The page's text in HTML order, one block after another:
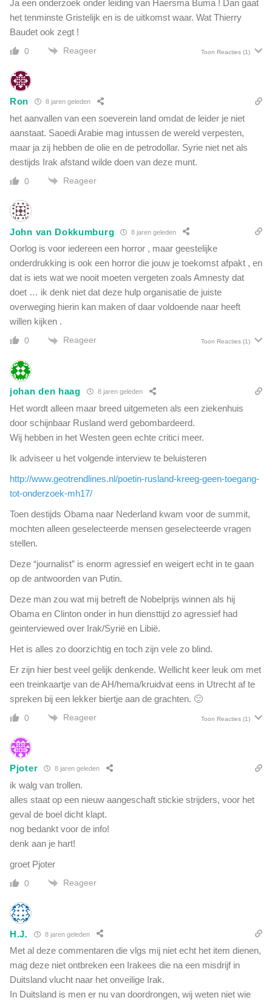
k
i
n
e
m
s
b
r
u
Ja een onderzoek onder leiding van Haersma Buma ! Dan gaat
het tenminste Gristelijk en is de uitkomst waar. Wat Thierry
Baudet ook zegt !
0 Reageer Toon Reacties (1)
Ron 8 jaren geleden
het aanvallen van een soeverein land omdat de leider je niet
aanstaat. Saoedi Arabie mag intussen de wereld verpesten,
maar ja zij hebben de olie en de petrodollar. Syrie niet net als
destijds Irak afstand wilde doen van deze munt.
0 Reageer
John van Dokkumburg 8 jaren geleden
Oorlog is voor iedereen een horror , maar geestelijke
onderdrukking is ook een horror die jouw je toekomst afpakt , en
dat is iets wat we nooit moeten vergeten zoals Amnesty dat
doet … ik denk niet dat deze hulp organisatie de juiste
overweging hierin kan maken of daar voldoende naar heeft
willen kijken .
0 Reageer Toon Reacties (1)
johan den haag 8 jaren geleden
Het wordt alleen maar breed uitgemeten als een ziekenhuis
door schijnbaar Rusland werd gebombardeerd.
Wij hebben in het Westen geen echte critici meer.
Ik adviseer u het volgende interview te beluisteren
http://www.geotrendlines.nl/poetin-rusland-kreeg-geen-toegang-
tot-onderzoek-mh17/
Toen destijds Obama naar Nederland kwam voor de summit,
mochten alleen geselecteerde mensen geselecteerde vragen
stellen.
Deze “journalist” is enorm agressief en weigert echt in te gaan
op de antwoorden van Putin.
Deze man zou wat mij betreft de Nobelprijs winnen als hij
Obama en Clinton onder in hun diensttijd zo agressief had
geinterviewed over Irak/Syrië en Libië.
Het is alles zo doorzichtig en toch zijn vele zo blind.
Er zijn hier best veel gelijk denkende. Wellicht keer leuk om met
een treinkaartje van de AH/hema/kruidvat eens in Utrecht af te
spreken bij een lekker biertje aan de grachten. 🙂
0 Reageer Toon Reacties (1)
Pjoter 8 jaren geleden
ik walg van trollen.
alles staat op een nieuw aangeschaft stickie strijders, voor het
geval de boel dicht klapt.
nog bedankt voor de info!
denk aan je hart!
groet Pjoter
0 Reageer
H.J. 8 jaren geleden
Met al deze commentaren die vlgs mij niet echt het item dienen,
mag deze niet ontbreken een Irakees die na een misdrijf in
Duitsland vlucht naar het onveilige Irak.
In Duitsland is men er nu van doordrongen, wij weten niet wie